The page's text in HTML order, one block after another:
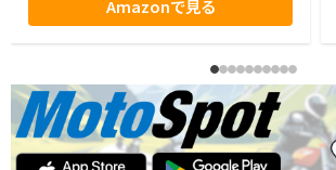
Amazonで見る